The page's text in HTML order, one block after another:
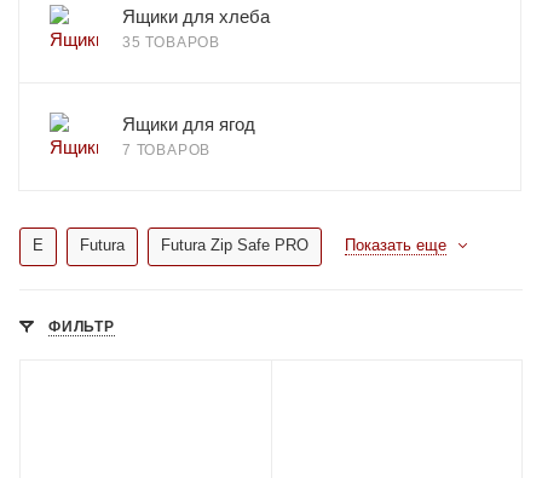
Ящики для хлеба
35 ТОВАРОВ
Ящики для ягод
7 ТОВАРОВ
E Futura Futura Zip Safe PRO Показать еще
ФИЛЬТР